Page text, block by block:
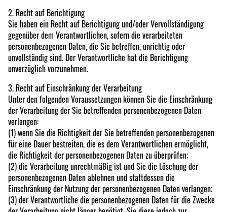
2. Recht auf Berichtigung
Sie haben ein Recht auf Berichtigung und/oder Vervollständigung
gegenüber dem Verantwortlichen, sofern die verarbeiteten
personenbezogenen Daten, die Sie betreffen, unrichtig oder
unvollständig sind. Der Verantwortliche hat die Berichtigung
unverzüglich vorzunehmen.
3. Recht auf Einschränkung der Verarbeitung
Unter den folgenden Voraussetzungen können Sie die Einschränkung
der Verarbeitung der Sie betreffenden personenbezogenen Daten
verlangen:
(1) wenn Sie die Richtigkeit der Sie betreffenden personenbezogenen
für eine Dauer bestreiten, die es dem Verantwortlichen ermöglicht,
die Richtigkeit der personenbezogenen Daten zu überprüfen;
(2) die Verarbeitung unrechtmäßig ist und Sie die Löschung der
personenbezogenen Daten ablehnen und stattdessen die
Einschränkung der Nutzung der personenbezogenen Daten verlangen;
(3) der Verantwortliche die personenbezogenen Daten für die Zwecke